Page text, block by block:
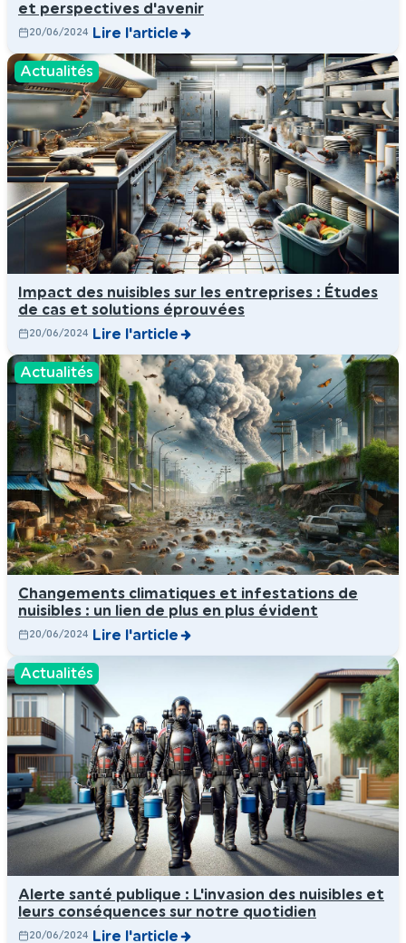
et perspectives d'avenir
20/06/2024 Lire l'article
Actualités
Impact des nuisibles sur les entreprises : Études
de cas et solutions éprouvées
20/06/2024 Lire l'article
Actualités
Changements climatiques et infestations de
nuisibles : un lien de plus en plus évident
20/06/2024 Lire l'article
Actualités
Alerte santé publique : L'invasion des nuisibles et
leurs conséquences sur notre quotidien
20/06/2024 Lire l'article